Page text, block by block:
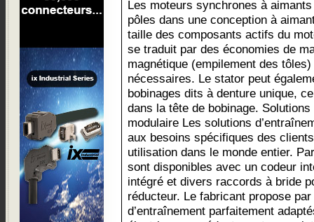
Les moteurs synchrones à
pôles dans une conception à
taille des composants actifs du
se traduit par des économies de
magnétique (empilement des
nécessaires. Le stator peut
bobinages dits à denture unique,
dans la tête de bobinage.
modulaire Les solutions
aux besoins spécifiques des
utilisation dans le monde entier.
sont disponibles avec un codeur
intégré et divers raccords à bride
réducteur. Le fabricant propose
d’entraînement parfaitement